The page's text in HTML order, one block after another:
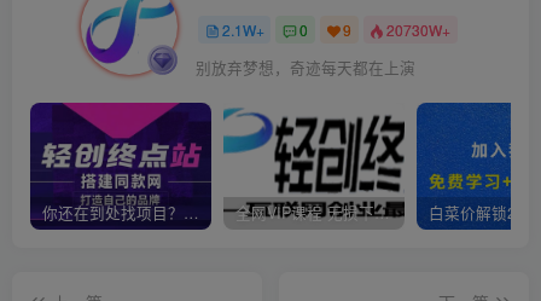
2.1W+ 0 9 20730W+
别放弃梦想，奇迹每天都在上演
你还在到处找项目？还在当韭菜？我靠卖项目一个月收入5万+，曾经我也是个失败者。 全网VIP课程 无损下载~